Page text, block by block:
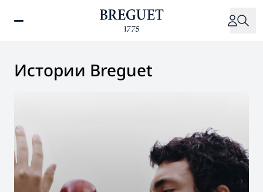
Истории Breguet